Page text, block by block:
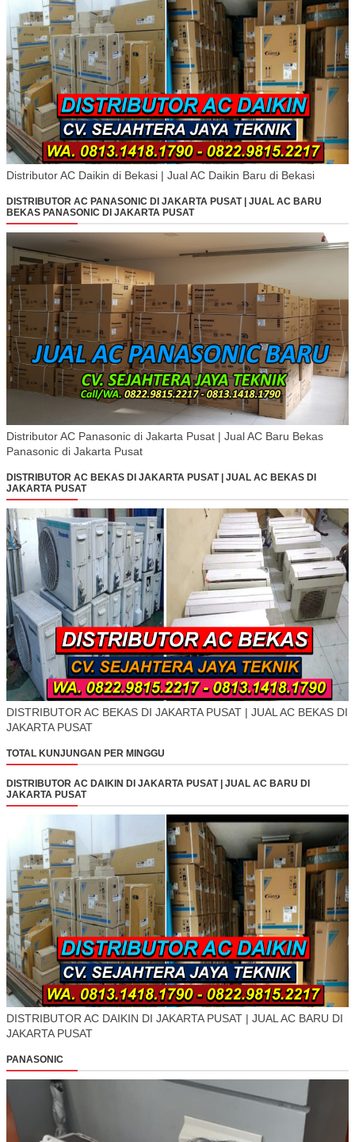
Distributor AC Daikin di Bekasi | Jual AC Daikin Baru di Bekasi
DISTRIBUTOR AC PANASONIC DI JAKARTA PUSAT | JUAL AC BARU
BEKAS PANASONIC DI JAKARTA PUSAT
Distributor AC Panasonic di Jakarta Pusat | Jual AC Baru Bekas
Panasonic di Jakarta Pusat
DISTRIBUTOR AC BEKAS DI JAKARTA PUSAT | JUAL AC BEKAS DI
JAKARTA PUSAT
DISTRIBUTOR AC BEKAS DI JAKARTA PUSAT | JUAL AC BEKAS DI
JAKARTA PUSAT
TOTAL KUNJUNGAN PER MINGGU
DISTRIBUTOR AC DAIKIN DI JAKARTA PUSAT | JUAL AC BARU DI
JAKARTA PUSAT
DISTRIBUTOR AC DAIKIN DI JAKARTA PUSAT | JUAL AC BARU DI
JAKARTA PUSAT
PANASONIC